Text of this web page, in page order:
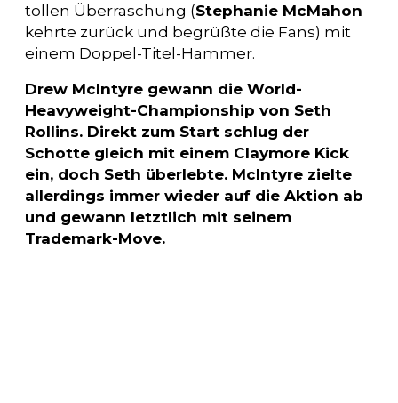
tollen Überraschung (Stephanie McMahon
kehrte zurück und begrüßte die Fans) mit
einem Doppel-Titel-Hammer.
Drew McIntyre gewann die World-
Heavyweight-Championship von Seth
Rollins. Direkt zum Start schlug der
Schotte gleich mit einem Claymore Kick
ein, doch Seth überlebte. McIntyre zielte
allerdings immer wieder auf die Aktion ab
und gewann letztlich mit seinem
Trademark-Move.